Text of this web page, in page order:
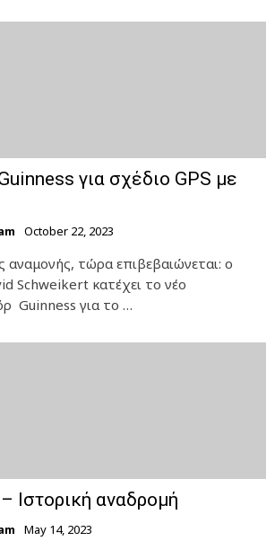
για σχέδιο GPS με
October 22, 2023
τώρα επιβεβαιώνεται: ο
Schweikert κατέχει το νέο
Guinness για το …
Ιστορική αναδρομή
May 14, 2023